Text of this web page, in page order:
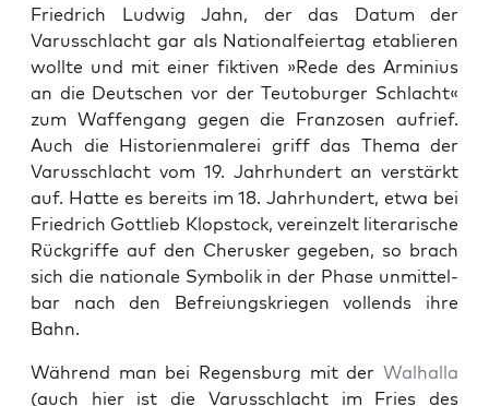
Friedrich Lud­wig Jahn, der das Datum der
Varuss­chlacht gar als Nation­alfeiertag etablieren
wollte und mit ein­er fik­tiv­en »Rede des Arminius
an die Deutschen vor der Teu­to­burg­er Schlacht«
zum Waf­fen­gang gegen die Fran­zosen aufrief.
Auch die His­to­rien­malerei griff das The­ma der
Varuss­chlacht vom 19. Jahrhun­dert an ver­stärkt
auf. Hat­te es bere­its im 18. Jahrhun­dert, etwa bei
Friedrich Got­tlieb Klop­stock, vere­inzelt lit­er­arische
Rück­griffe auf den Cherusker gegeben, so brach
sich die nationale Sym­bo­l­ik in der Phase unmit­tel­
bar nach den Befreiungskriegen vol­lends ihre
Bahn.
Während man bei Regens­burg mit der Wal­hal­la
(auch hier ist die Varuss­chlacht im Fries des